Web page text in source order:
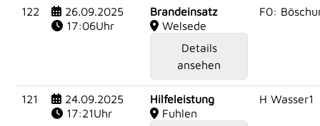
122
26.09.2025
17:06Uhr
Brandeinsatz
Welsede
Details
ansehen
F0:
121
24.09.2025
17:21Uhr
Hilfeleistung
Fuhlen
H Wasser1